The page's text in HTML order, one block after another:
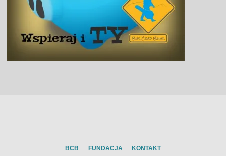
BCB FUNDACJA KONTAKT